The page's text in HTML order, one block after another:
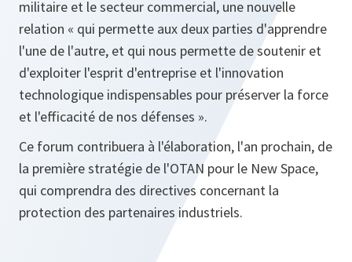
militaire et le secteur commercial, une nouvelle
relation « qui permette aux deux parties d'apprendre
l'une de l'autre, et qui nous permette de soutenir et
d'exploiter l'esprit d'entreprise et l'innovation
technologique indispensables pour préserver la force
et l'efficacité de nos défenses ».
Ce forum contribuera à l'élaboration, l'an prochain, de
la première stratégie de l'OTAN pour le New Space,
qui comprendra des directives concernant la
protection des partenaires industriels.